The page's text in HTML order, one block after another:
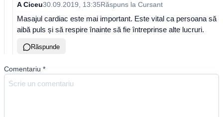
A Ciceu30.09.2019, 13:35Răspuns la Cursant
Masajul cardiac este mai important. Este vital ca persoana să
aibă puls și să respire înainte să fie întreprinse alte lucruri.
Răspunde
Comentariu *